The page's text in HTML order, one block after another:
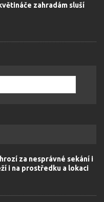
zahradám sluší
za nesprávné sekání i
i na prostředku a lokaci